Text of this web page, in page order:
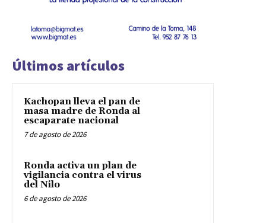
Últimos artículos
Kachopan lleva el pan de
masa madre de Ronda al
escaparate nacional
7 de agosto de 2026
Ronda activa un plan de
vigilancia contra el virus
del Nilo
6 de agosto de 2026